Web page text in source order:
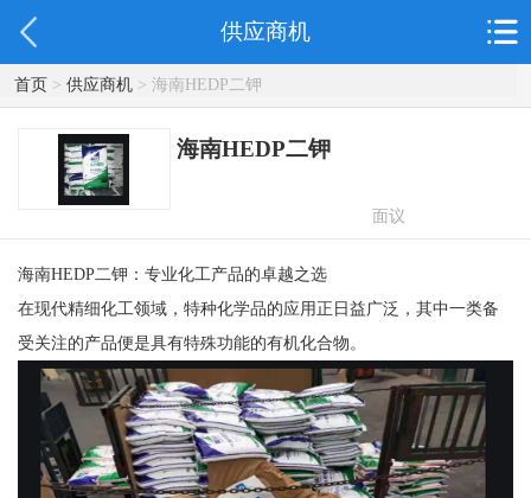
供应商机
首页> 供应商机> 海南HEDP二钾
海南HEDP二钾
面议
海南HEDP二钾：专业化工产品的卓越之选
在现代精细化工领域，特种化学品的应用正日益广泛，其中一类备
受关注的产品便是具有特殊功能的有机化合物。